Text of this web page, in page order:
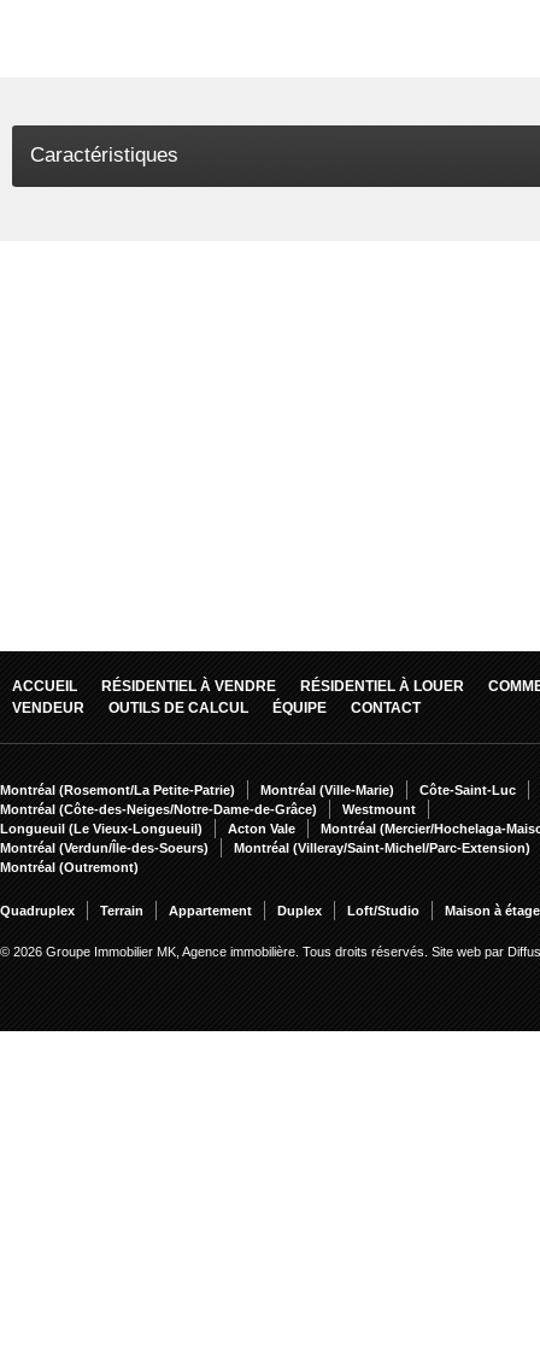
Caractéristiques
ACCUEIL RÉSIDENTIEL À VENDRE RÉSIDENTIEL À LOUER
VENDEUR
OUTILS DE CALCUL ÉQUIPE CONTACT
Montréal (Rosemont/La Petite-Patrie) Montréal (Ville-Marie)
Côte-Saint-Luc
Montréal (Côte-des-Neiges/Notre-Dame-de-Grâce)
Westmount
Longueuil (Le Vieux-Longueuil)
Acton Vale
Montréal (Mercier/Hochelaga-
Montréal (Verdun/Île-des-Soeurs)
Montréal (Villeray/Saint-Michel/Parc-Extension)
Montréal (Outremont)
Quadruplex Terrain Appartement Duplex Loft/Studio Maison à
© 2026 Groupe Immobilier MK, Agence immobilière. Tous droits réservés. Site web par